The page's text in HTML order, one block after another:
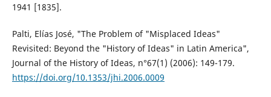
1941 [1835].
Palti, Elías José, "The Problem of "Misplaced Ideas"
Revisited: Beyond the "History of Ideas" in Latin America",
Journal of the History of Ideas, n°67(1) (2006): 149-179.
https://doi.org/10.1353/jhi.2006.0009